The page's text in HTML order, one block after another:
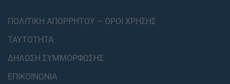
ΠΟΛΙΤΙΚΗ ΑΠΟΡΡΗΤΟΥ – ΟΡΟΙ ΧΡΗΣΗΣ
ΤΑΥΤΟΤΗΤΑ
ΔΗΛΩΣΗ ΣΥΜΜΟΡΦΩΣΗΣ
ΕΠΙΚΟΙΝΩΝΙΑ